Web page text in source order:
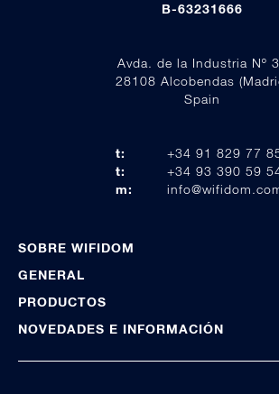
B-63231666
Avda. de la Industria Nº
28108 Alcobendas
Spain
t:
+34 91 829 77
t:
+34 93 390 59
m:
SOBRE WIFIDOM
GENERAL
PRODUCTOS
NOVEDADES E INFORMACIÓN